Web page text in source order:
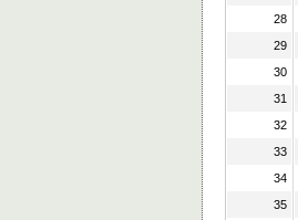
28
29
30
31
32
33
34
35